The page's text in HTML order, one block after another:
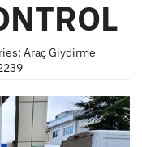
Araç Giydirme